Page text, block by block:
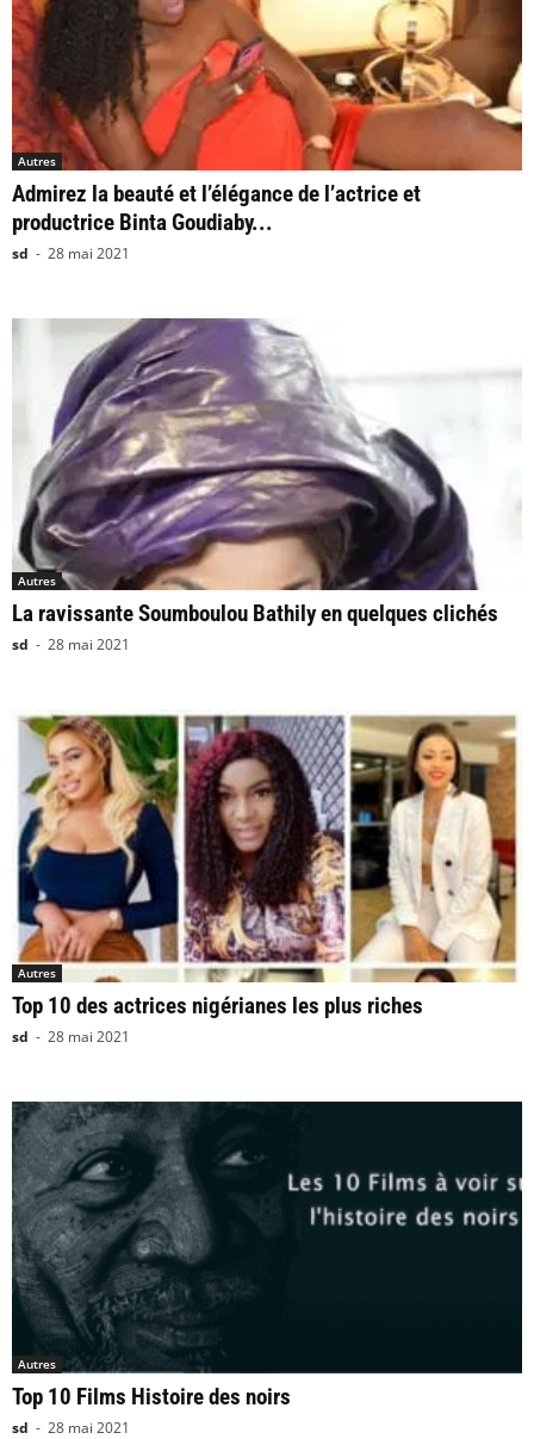
Autres
Admirez la beauté et l’élégance de l’actrice et
productrice Binta Goudiaby...
sd - 28 mai 2021
Autres
La ravissante Soumboulou Bathily en quelques clichés
sd - 28 mai 2021
Autres
Top 10 des actrices nigérianes les plus riches
sd - 28 mai 2021
Autres
Top 10 Films Histoire des noirs
sd - 28 mai 2021